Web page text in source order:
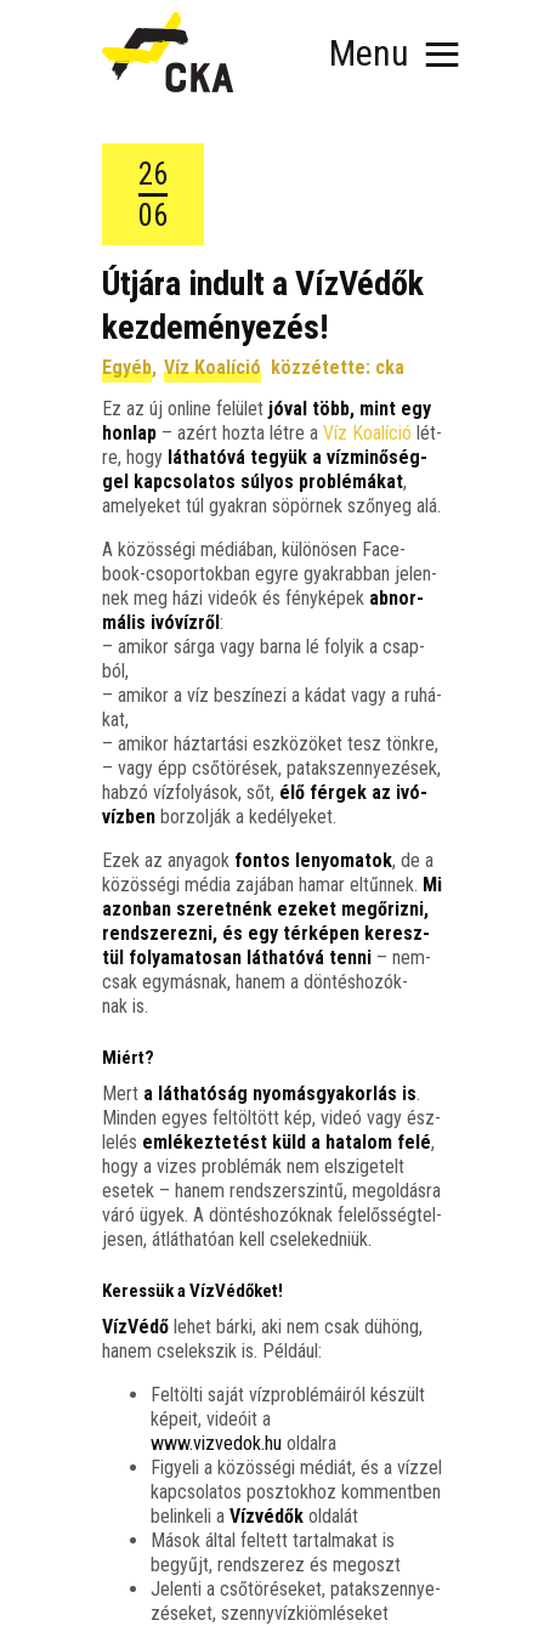
Menu
RÓLUNK
MIT SZERVEZÜNK?
KÉPEZD MAGAD!
TÁMOGATÁS
TUDÁSTÁR
HÍREINK
26
06
Útjára indult a VízVédők
kezdeményezés!
Egyéb, Víz Koalíció közzétette: cka
Ez az új online felü­let jóval több, mint egy
hon­lap – azért hoz­ta lét­re a Víz Koa­lí­ció lét­
re, hogy lát­ha­tó­vá tegyük a víz­mi­nő­ség­
gel kap­cso­la­tos súlyos prob­lé­má­kat,
ame­lye­ket túl gyak­ran söpör­nek sző­nyeg alá.
A közös­sé­gi médi­á­ban, külö­nö­sen Face­
book-cso­por­tok­ban egy­re gyak­rab­ban jelen­
nek meg házi vide­ók és fény­ké­pek abnor­
má­lis ivó­víz­ről:
– ami­kor sár­ga vagy bar­na lé folyik a csap­
ból,
– ami­kor a víz beszí­ne­zi a kádat vagy a ruhá­
kat,
– ami­kor ház­tar­tá­si esz­kö­zö­ket tesz tönk­re,
– vagy épp cső­tö­ré­sek, patak­szennye­zé­sek,
hab­zó víz­fo­lyá­sok, sőt, élő fér­gek az ivó­
víz­ben bor­zol­ják a kedélyeket.
Ezek az anya­gok fon­tos lenyo­ma­tok, de a
közös­sé­gi média zajá­ban hamar eltűn­nek. Mi
azon­ban sze­ret­nénk eze­ket meg­őriz­ni,
rend­sze­rez­ni, és egy tér­ké­pen keresz­
tül folya­ma­to­san lát­ha­tó­vá ten­ni – nem­
csak egy­más­nak, hanem a dön­tés­ho­zók­
nak is.
Miért?
Mert a lát­ha­tó­ság nyo­más­gya­kor­lás is
Min­den egyes fel­töl­tött kép, videó vagy ész­
le­lés emlé­kez­te­tést küld a hata­lom felé,
hogy a vizes prob­lé­mák nem elszi­ge­telt
ese­tek – hanem rend­szer­szin­tű, meg­ol­dás­ra
váró ügyek. A dön­tés­ho­zók­nak fele­lős­ség­tel­
je­sen, átlát­ha­tó­an kell cselekedniük.
Keressük a VízVédőket!
Víz­Vé­dő lehet bár­ki, aki nem csak dühöng,
hanem cse­lek­szik is. Például:
Fel­töl­ti saját víz­prob­lé­má­i­ról készült
képe­it, vide­ó­it a
www.vizvedok.hu oldalra
Figye­li a közös­sé­gi médi­át, és a víz­zel
kap­cso­la­tos posz­tok­hoz kom­ment­ben
belin­ke­li a Víz­vé­dők oldalát
Mások által fel­tett tar­tal­ma­kat is
begyűjt, rend­sze­rez és megoszt
Jelen­ti a cső­tö­ré­se­ket, patak­szennye­
zé­se­ket, szennyvízkiömléseket